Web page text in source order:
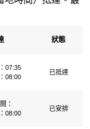
狀態
07:35
08:00
已抵達
：
08:00
已安排